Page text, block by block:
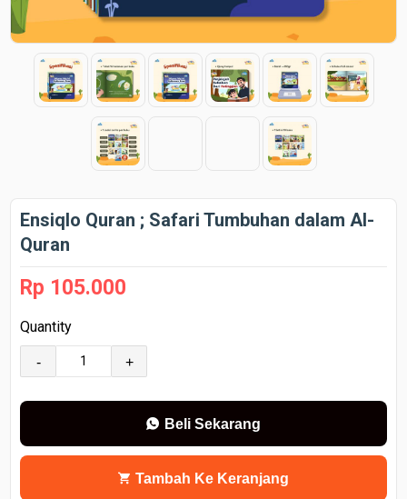
Ensiqlo Quran ; Safari Tumbuhan dalam Al-
Quran
Rp 105.000
Quantity
- +
Beli Sekarang
Tambah Ke Keranjang